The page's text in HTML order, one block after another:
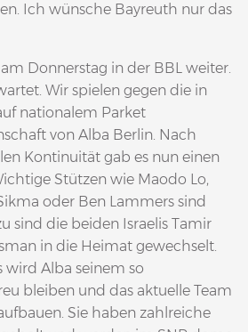
Ich wünsche Bayreuth nur das
Donnerstag in der BBL weiter.
Wir spielen gegen die in
nationalem Parket
von Alba Berlin. Nach
Kontinuität gab es nun einen
Stützen wie Maodo Lo,
oder Ben Lammers sind
sind die beiden Israelis Tamir
in die Heimat gewechselt.
wird Alba seinem so
bleiben und das aktuelle Team
Sie haben zahlreiche